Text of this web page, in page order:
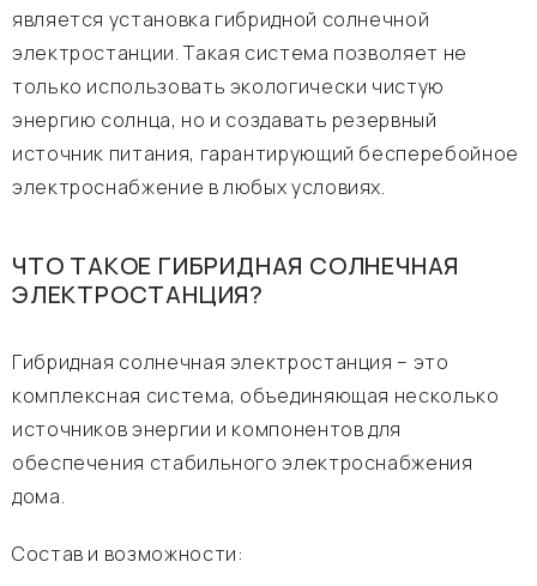
является установка гибридной солнечной
электростанции. Такая система позволяет не
только использовать экологически чистую
энергию солнца, но и создавать резервный
источник питания, гарантирующий бесперебойное
электроснабжение в любых условиях.
ЧТО ТАКОЕ ГИБРИДНАЯ СОЛНЕЧНАЯ
ЭЛЕКТРОСТАНЦИЯ?
Гибридная солнечная электростанция – это
комплексная система, объединяющая несколько
источников энергии и компонентов для
обеспечения стабильного электроснабжения
дома.
Состав и возможности: